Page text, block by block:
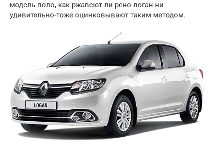
модель поло, как ржавеют ли рено логан ни
удивительно-тоже оцинковывают таким методом.